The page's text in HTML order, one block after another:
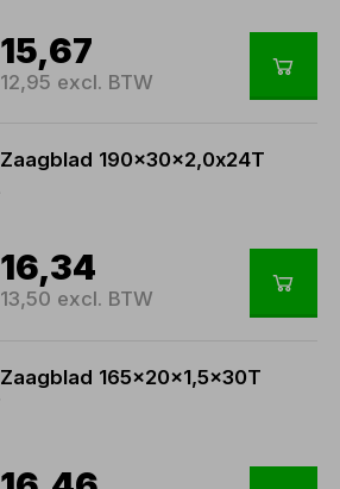
15,67
12,95 excl. BTW
Zaagblad 190x30x2,0x24T
16,34
13,50 excl. BTW
Zaagblad 165x20x1,5x30T